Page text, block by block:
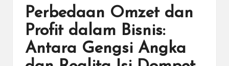
Perbedaan Omzet dan
Profit dalam Bisnis:
Antara Gengsi Angka